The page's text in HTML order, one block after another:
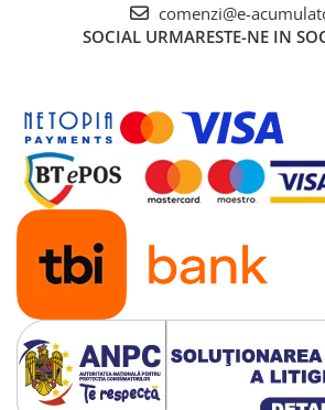
Invertoare
OUTLET
Pompe de caldura
comenzi@e-
SOCIAL URMARESTE-NE IN